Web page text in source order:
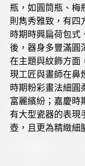
瓶，如圓筒瓶、梅
則雋秀雅致，有四
時期時興扁荷包式
後，器身多豐滿圓
在主題與紋飾方面
現工匠與畫師在鼻
時期粉彩畫法細圓
富麗繽紛；嘉慶時
有大型瓷器的表現
壺，且更為精緻細